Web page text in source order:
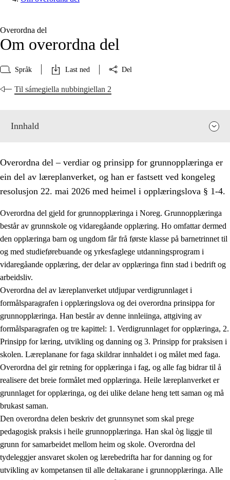
Overordna del
Om overordna del
Språk Last ned Del
Til sámegiella nubbingiellan 2
Innhald
Overordna del – verdiar og prinsipp for grunnopplæringa er
ein del av læreplanverket, og han er fastsett ved kongeleg
resolusjon 22. mai 2026 med heimel i opplæringslova § 1-4.
Overordna del gjeld for grunnopplæringa i Noreg. Grunnopplæringa
består av grunnskole og vidaregåande opplæring. Ho omfattar dermed
den opplæringa barn og ungdom får frå første klasse på barnetrinnet til
og med studieførebuande og yrkesfaglege utdanningsprogram i
vidaregåande opplæring, der delar av opplæringa finn stad i bedrift og
arbeidsliv.
Overordna del av læreplanverket utdjupar verdigrunnlaget i
formålsparagrafen i opplæringslova og dei overordna prinsippa for
grunnopplæringa. Han består av denne innleiinga, attgiving av
formålsparagrafen og tre kapittel: 1. Verdigrunnlaget for opplæringa, 2.
Prinsipp for læring, utvikling og danning og 3. Prinsipp for praksisen i
skolen. Læreplanane for faga skildrar innhaldet i og målet med faga.
Overordna del gir retning for opplæringa i fag, og alle fag bidrar til å
realisere det breie formålet med opplæringa. Heile læreplanverket er
grunnlaget for opplæringa, og dei ulike delane heng tett saman og må
brukast saman.
Den overordna delen beskriv det grunnsynet som skal prege
pedagogisk praksis i heile grunnopplæringa. Han skal òg liggje til
grunn for samarbeidet mellom heim og skole. Overordna del
tydeleggjer ansvaret skolen og lærebedrifta har for danning og for
utvikling av kompetansen til alle deltakarane i grunnopplæringa. Alle